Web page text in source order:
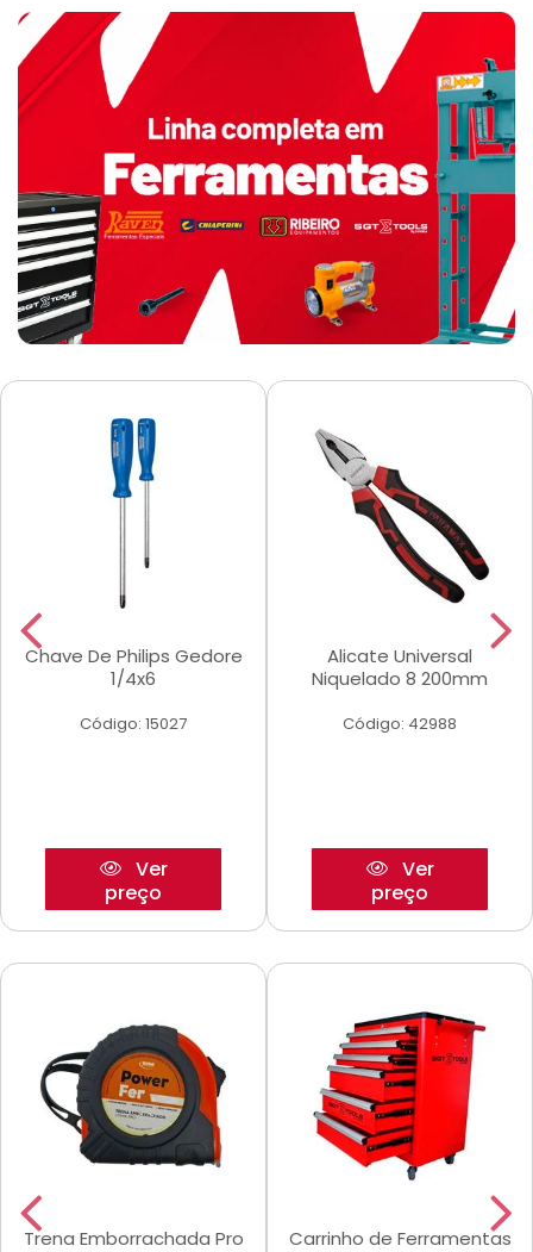
Chave De Philips Gedore
1/4x6
Código: 15027
Ver
preço
Alicate Universal
Niquelado 8 200mm
Código: 42988
Ver
preço
Trena Emborrachada Pro
Carrinho de Ferramentas